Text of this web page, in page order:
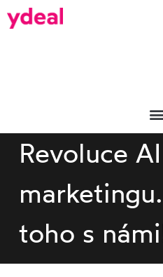
Revoluce
toho s